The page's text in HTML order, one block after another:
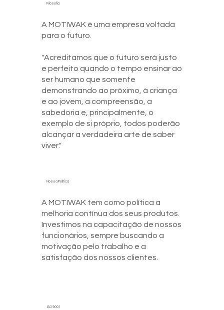
Filosofia
A MOTIWAK é uma empresa voltada
para o futuro.
"Acreditamos que o futuro será justo
e perfeito quando o tempo ensinar ao
ser humano que somente
demonstrando ao próximo, à criança
e ao jovem, a compreensão, a
sabedoria e, principalmente, o
exemplo de si próprio, todos poderão
alcançar a verdadeira arte de saber
viver."
Nossa Política
A MOTIWAK tem como política a
melhoria contínua dos seus produtos.
Investimos na capacitação de nossos
funcionários, sempre buscando a
motivação pelo trabalho e a
satisfação dos nossos clientes.
ISO 9001